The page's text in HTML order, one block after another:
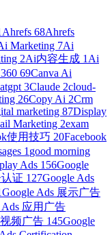
Ahrefs 68Ahrefs
Marketing 7Ai
2Ai内容生成 1 Ai
69Canva Ai
3Claude 2cloud-
26Copy Ai 2Crm
marketing 87Display
Marketing 2exam
使用技巧 20Facebook
1 good morning
Ads 156Google
证 127Google Ads
Google Ads 展示广告
Ads 应用广告
频广告 145Google